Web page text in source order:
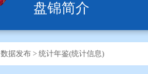
盘锦简介
数据发布 > 统计年鉴(统计信息)